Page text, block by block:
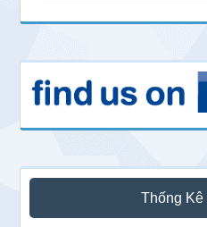
Thống Kê